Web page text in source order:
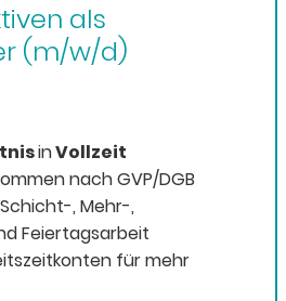
als
(m/w/d)
inVollzeit
nach GVP/DGB
, Mehr-,
Feiertagsarbeit
für mehr